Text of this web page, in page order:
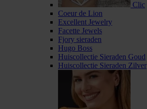
Clic
Coeur de Lion
Excellent Jewelry
Facette Jewels
Fjory sieraden
Hugo Boss
Huiscollectie Sieraden Goud
Huiscollectie Sieraden Zilver